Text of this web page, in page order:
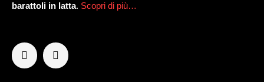
barattoli in latta. Scopri di più…